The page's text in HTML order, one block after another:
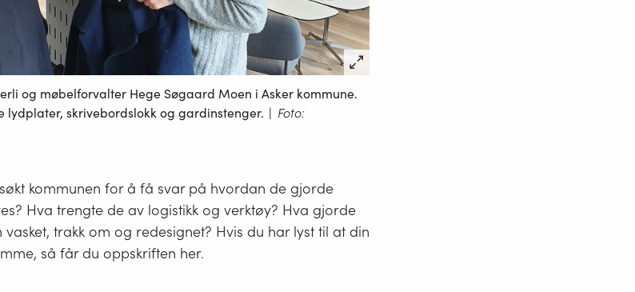
og møbelforvalter Hege Søgaard Moen i Asker kommune.
skrivebordslokk og gardinstenger. | Foto:
kommunen for å få svar på hvordan de gjorde
Hva trengte de av logistikk og verktøy? Hva gjorde
trakk om og redesignet? Hvis du har lyst til at din
så får du oppskriften her.